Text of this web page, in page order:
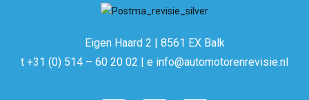
Eigen Haard 2 | 8561 EX Balk
t +31 (0) 514 – 60 20 02 | e info@automotorenrevisie.nl